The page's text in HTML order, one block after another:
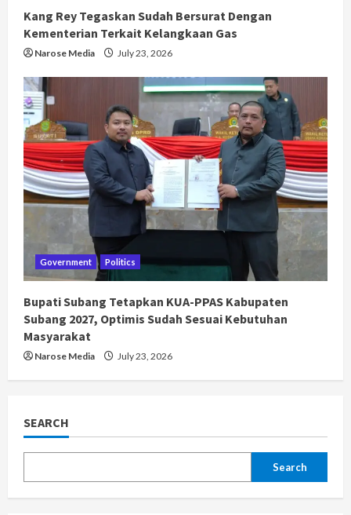
Kang Rey Tegaskan Sudah Bersurat Dengan
Kementerian Terkait Kelangkaan Gas
Narose Media July 23, 2026
Government Politics
Bupati Subang Tetapkan KUA-PPAS Kabupaten
Subang 2027, Optimis Sudah Sesuai Kebutuhan
Masyarakat
Narose Media July 23, 2026
SEARCH
Search